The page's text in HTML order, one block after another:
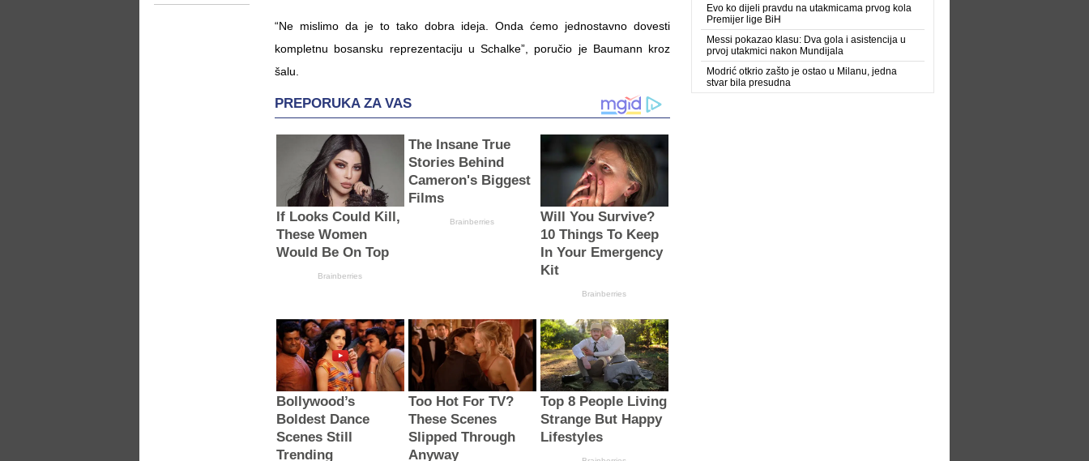
“Ne mislimo da je to tako dobra ideja. Onda ćemo jednostavno dovesti
kompletnu bosansku reprezentaciju u Schalke”, poručio je Baumann kroz
šalu.
Evo ko dijeli pravdu na utakmicama prvog kola
Premijer lige BiH
Messi pokazao klasu: Dva gola i asistencija u
prvoj utakmici nakon Mundijala
Modrić otkrio zašto je ostao u Milanu, jedna
stvar bila presudna